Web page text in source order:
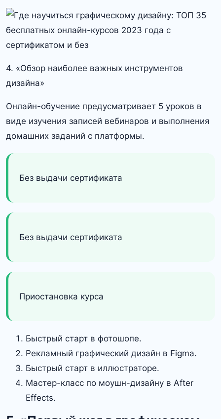
4. «Обзор наиболее важных инструментов
дизайна»
Онлайн-обучение предусматривает 5 уроков в
виде изучения записей вебинаров и выполнения
домашних заданий с платформы.
Без выдачи сертификата
Без выдачи сертификата
Приостановка курса
Быстрый старт в фотошопе.
Рекламный графический дизайн в Figma.
Быстрый старт в иллюстраторе.
Мастер-класс по моушн-дизайну в After
Effects.